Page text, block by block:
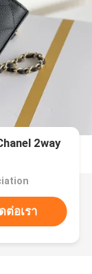
2way
ต่อเรา